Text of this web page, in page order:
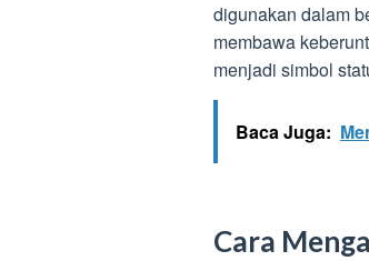
digunakan dalam
membawa
menjadi simbol
Baca Juga:
Cara